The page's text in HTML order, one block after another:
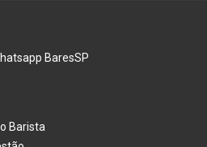
BaresSP
Barista